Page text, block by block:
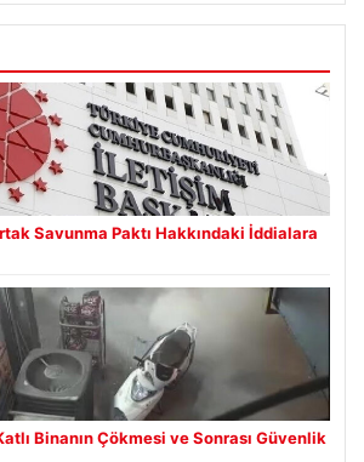
Savunma Paktı Hakkındaki İddialara
Binanın Çökmesi ve Sonrası Güvenlik